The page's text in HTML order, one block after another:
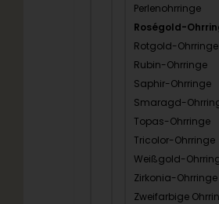
Perlenohrringe
Roségold-
Rotgold-Ohrringe
Rubin-Ohrringe
Saphir-Ohrringe
Smaragd-
Topas-Ohrringe
Tricolor-Ohrringe
Weißgold-
Zirkonia-Ohrringe
Zweifarbige